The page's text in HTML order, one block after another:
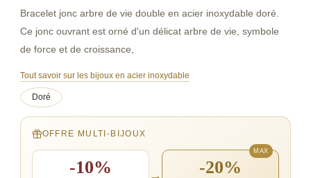
Bracelet jonc arbre de vie double en acier inoxydable doré.
Ce jonc ouvrant est orné d'un délicat arbre de vie, symbole
de force et de croissance,
Tout savoir sur les bijoux en acier inoxydable
Doré
OFFRE MULTI-BIJOUX
-10% -20%